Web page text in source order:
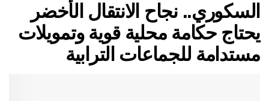
السكوري.. نجاح الانتقال الأخضر
يحتاج حكامة محلية قوية وتمويلات
مستدامة للجماعات الترابية